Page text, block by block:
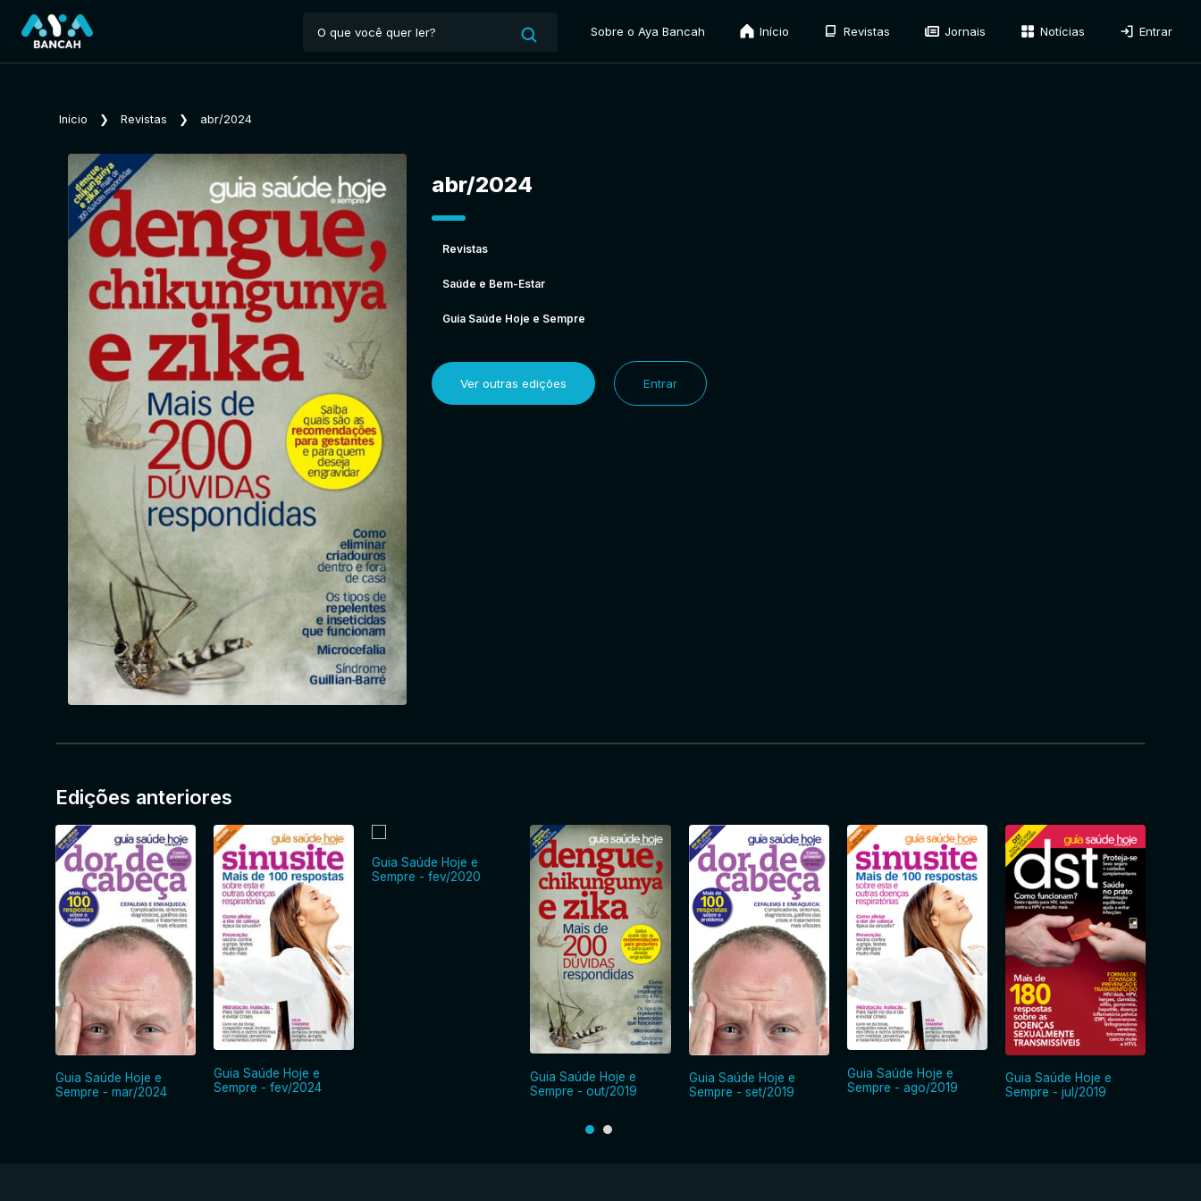
Sobre o Aya Bancah Início Revistas Jornais Notícias Entrar
Início ❯ Revistas ❯ abr/2024
abr/2024
Revistas
Saúde e Bem-Estar
Guia Saúde Hoje e Sempre
Ver outras edições Entrar
Edições anteriores
Guia Saúde Hoje e
Sempre - mar/2024
Guia Saúde Hoje e
Sempre - fev/2024
Guia Saúde Hoje e
Sempre - fev/2020
Guia Saúde Hoje e
Sempre - out/2019
Guia Saúde Hoje e
Sempre - set/2019
Guia Saúde Hoje e
Sempre - ago/2019
Guia Saúde Hoje e
Sempre - jul/2019